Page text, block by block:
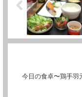
今日の食卓〜鶏手羽